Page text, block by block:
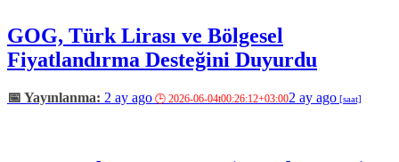
GOG, Türk Lirası ve Bölgesel
Fiyatlandırma Desteğini Duyurdu
2 ay ago 2 ay ago